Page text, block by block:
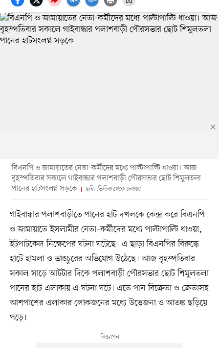
বিএনপি ও জামায়াতের নেতা-কর্মীদের মধ্যে পাল্টাপাল্টি ধাওয়া। আজ
বৃহস্পতিবার সকালে গাইবান্ধার পলাশবাড়ী পৌরসভার ছোট শিমুলতলা
পানের হাটসংলগ্ন সড়কে
ছবি: ভিডিও থেকে নেওয়া
গাইবান্ধার পলাশবাড়ীতে পানের হাট দখলকে কেন্দ্র করে বিএনপি
ও জামায়াতে ইসলামীর নেতা–কর্মীদের মধ্যে পাল্টাপাল্টি ধাওয়া,
ইটপাটকেল নিক্ষেপের ঘটনা ঘটেছে। এ ছাড়া বিএনপির বিরুদ্ধে
হাটে হামলা ও ভাঙচুরের অভিযোগ উঠেছে। আজ বৃহস্পতিবার
সকাল সাড়ে আটটার দিকে পলাশবাড়ী পৌরসভার ছোট শিমুলতলা
পানের হাট এলাকায় এ ঘটনা ঘটে। এতে পান বিক্রেতা ও ক্রেতাসহ
আশপাশের এলাকার লোকজনের মধ্যে উত্তেজনা ও আতঙ্ক ছড়িয়ে
পড়ে।